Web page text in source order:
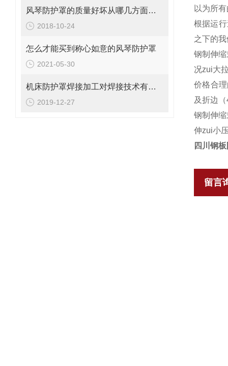
风琴防护罩的质量好坏从哪几方面区分
2018-10-24
怎么才能买到称心如意的风琴防护罩
2021-05-30
机床防护罩焊接加工对焊接技术有哪些要求
2019-12-27
以为所
根据运
之下的
钢制伸
况zui大
价格合
及折边
钢制伸
伸zui小
四川钢
留言